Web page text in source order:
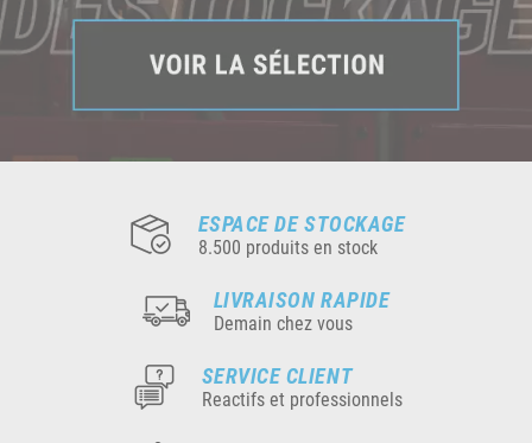
ESPACE DE STOCKAGE
8.500 produits en stock
LIVRAISON RAPIDE
Demain chez vous
SERVICE CLIENT
Reactifs et professionnels